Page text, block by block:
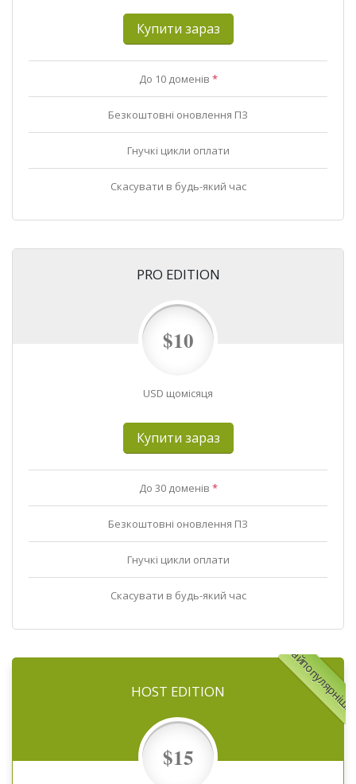
Купити зараз
До 10 доменів *
Безкоштовні оновлення ПЗ
Гнучкі цикли оплати
Скасувати в будь-який час
PRO EDITION
$10
USD щомісяця
Купити зараз
До 30 доменів *
Безкоштовні оновлення ПЗ
Гнучкі цикли оплати
Скасувати в будь-який час
HOST EDITION
$15